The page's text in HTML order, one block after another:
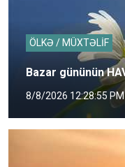
ÖLKƏ / MÜXTƏLİF
Bazar gününün
8/8/2026 12:28:55 PM